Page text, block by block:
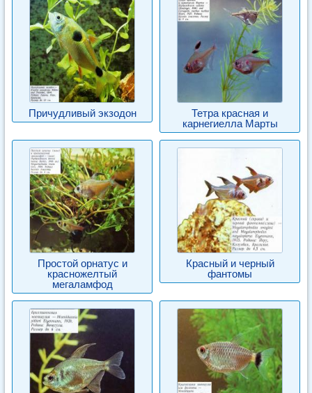
Причудливый экзодон
Тетра красная и
карнегиелла Марты
Простой орнатус и
красножелтый
мегаламфод
Красный и черный
фантомы